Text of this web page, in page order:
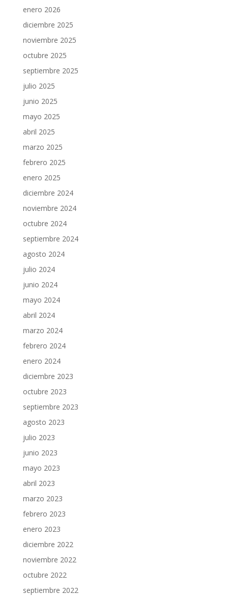
enero 2026
diciembre 2025
noviembre 2025
octubre 2025
septiembre 2025
julio 2025
junio 2025
mayo 2025
abril 2025
marzo 2025
febrero 2025
enero 2025
diciembre 2024
noviembre 2024
octubre 2024
septiembre 2024
agosto 2024
julio 2024
junio 2024
mayo 2024
abril 2024
marzo 2024
febrero 2024
enero 2024
diciembre 2023
octubre 2023
septiembre 2023
agosto 2023
julio 2023
junio 2023
mayo 2023
abril 2023
marzo 2023
febrero 2023
enero 2023
diciembre 2022
noviembre 2022
octubre 2022
septiembre 2022